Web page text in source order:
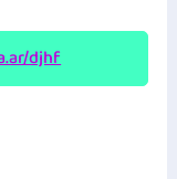
djhf